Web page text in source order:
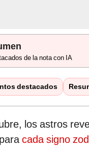
de la nota con IA
destacados
los astros
cada signo